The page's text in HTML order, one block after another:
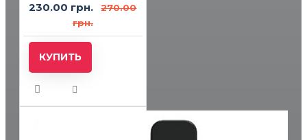
230.00 грн.
270.00
грн.
КУПИТЬ